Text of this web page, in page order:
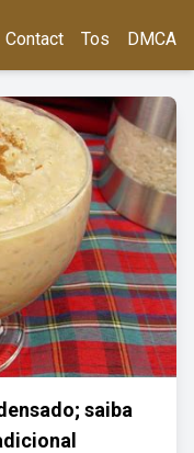
Contact Tos DMCA
saiba